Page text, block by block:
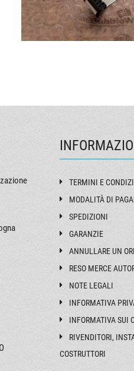
TERMINI E
MODALITÀ DI
SPEDIZIONI
GARANZIE
ANNULLARE UN
RESO MERCE
NOTE LEGALI
INFORMATIVA
INFORMATIVA SUI
RIVENDITORI,
COSTRUTTORI